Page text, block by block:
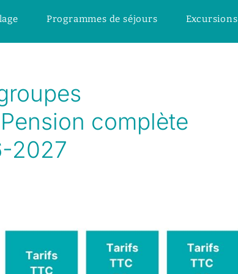
Programmes de séjours Excursions
complète
2027